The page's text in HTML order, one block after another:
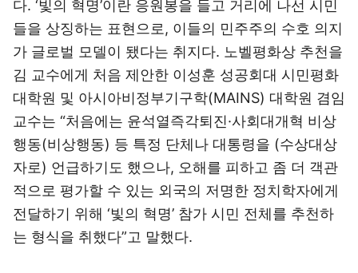
다. ‘빛의 혁명’이란 응원봉을 들고 거리에 나선 시민
들을 상징하는 표현으로, 이들의 민주주의 수호 의지
가 글로벌 모델이 됐다는 취지다. 노벨평화상 추천을
김 교수에게 처음 제안한 이성훈 성공회대 시민평화
대학원 및 아시아비정부기구학(MAINS) 대학원 겸임
교수는 “처음에는 윤석열즉각퇴진·사회대개혁 비상
행동(비상행동) 등 특정 단체나 대통령을 (수상대상
자로) 언급하기도 했으나, 오해를 피하고 좀 더 객관
적으로 평가할 수 있는 외국의 저명한 정치학자에게
전달하기 위해 ‘빛의 혁명’ 참가 시민 전체를 추천하
는 형식을 취했다”고 말했다.